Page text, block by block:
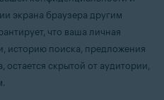
экрана браузера другим
что ваша личная
историю поиска, предложения
скрытой от аудитории,